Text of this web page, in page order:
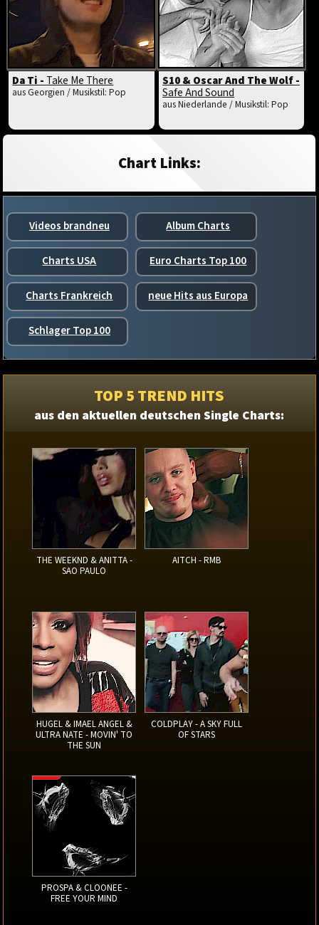
Da Ti -Take Me There
aus Georgien / Musikstil: Pop
S10 & Oscar And The Wolf -
Safe And Sound
aus Niederlande / Musikstil: Pop
Chart Links:
Videos brandneu Album Charts
Charts USA Euro Charts Top 100
Charts Frankreich neue Hits aus Europa
Schlager Top 100
TOP 5 TREND HITS
aus den aktuellen deutschen Single Charts:
THE WEEKND & ANITTA -
SAO PAULO
AITCH - RMB
HUGEL & IMAEL ANGEL &
ULTRA NATE - MOVIN' TO
THE SUN
COLDPLAY - A SKY FULL
OF STARS
PROSPA & CLOONEE -
FREE YOUR MIND